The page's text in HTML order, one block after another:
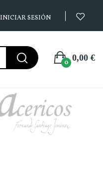
INICIAR SESIÓN
0,00 €
0